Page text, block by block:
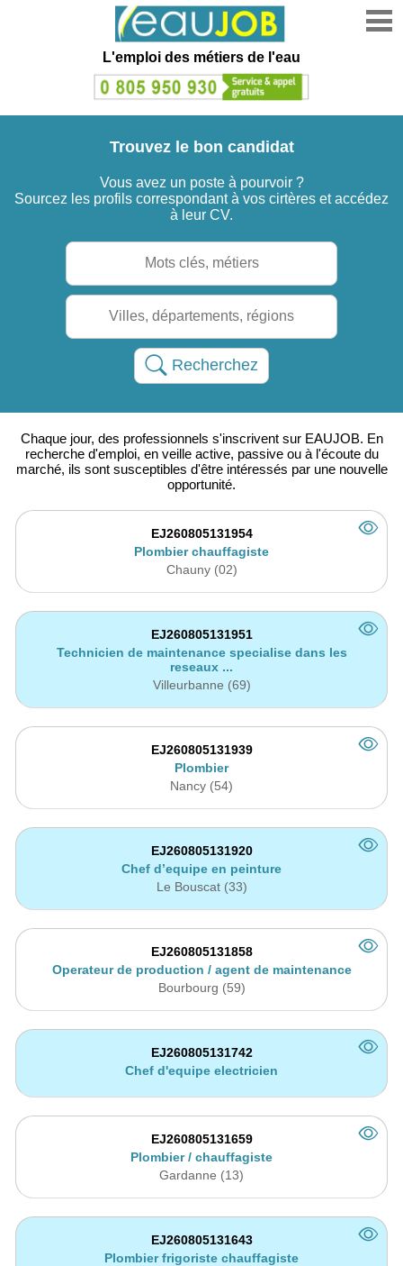
L'emploi des métiers de l'eau
Trouvez le bon candidat
Vous avez un poste à pourvoir ?
Sourcez les profils correspondant à vos cirtères et accédez
à leur CV.
Recherchez
Chaque jour, des professionnels s'inscrivent sur EAUJOB. En
recherche d'emploi, en veille active, passive ou à l'écoute du
marché, ils sont susceptibles d'être intéressés par une nouvelle
opportunité.
EJ260805131954
Plombier chauffagiste
Chauny (02)
EJ260805131951
Technicien de maintenance specialise dans les
reseaux ...
Villeurbanne (69)
EJ260805131939
Plombier
Nancy (54)
EJ260805131920
Chef d’equipe en peinture
Le Bouscat (33)
EJ260805131858
Operateur de production / agent de maintenance
Bourbourg (59)
EJ260805131742
Chef d'equipe electricien
EJ260805131659
Plombier / chauffagiste
Gardanne (13)
EJ260805131643
Plombier frigoriste chauffagiste